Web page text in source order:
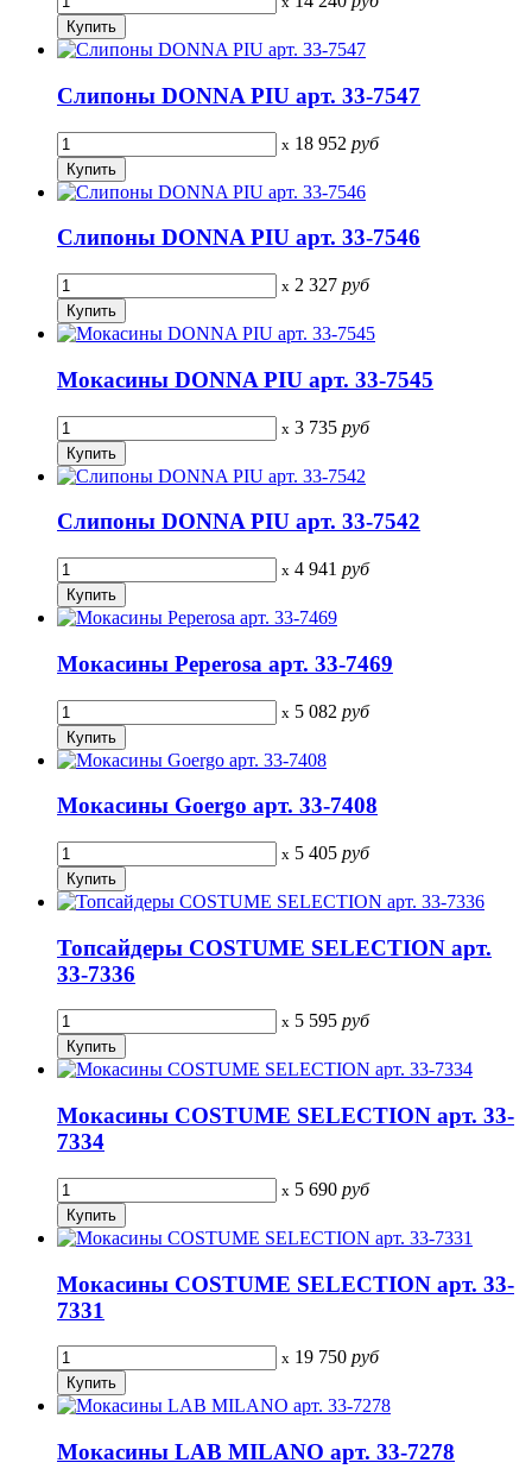
Слипоны DONNA PIU арт. 33-7547
x 18 952 руб
Слипоны DONNA PIU арт. 33-7546
x 2 327 руб
Мокасины DONNA PIU арт. 33-7545
x 3 735 руб
Слипоны DONNA PIU арт. 33-7542
x 4 941 руб
Мокасины Peperosa арт. 33-7469
x 5 082 руб
Мокасины Goergo арт. 33-7408
x 5 405 руб
Топсайдеры COSTUME SELECTION арт.
33-7336
x 5 595 руб
Мокасины COSTUME SELECTION арт. 33-
7334
x 5 690 руб
Мокасины COSTUME SELECTION арт. 33-
7331
x 19 750 руб
Мокасины LAB MILANO арт. 33-7278